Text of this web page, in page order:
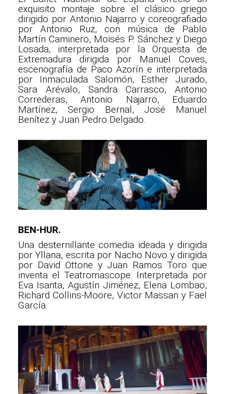
exquisito montaje sobre el clásico griego
dirigido por Antonio Najarro y coreografiado
por Antonio Ruz, con música de Pablo
Martín Caminero, Moisés P. Sánchez y Diego
Losada, interpretada por la Orquesta de
Extremadura dirigida por Manuel Coves,
escenografía de Paco Azorín e interpretada
por Inmaculada Salomón, Esther Jurado,
Sara Arévalo, Sandra Carrasco, Antonio
Correderas, Antonio Najarro, Eduardo
Martínez, Sergio Bernal, José Manuel
Benítez y Juan Pedro Delgado.
BEN-HUR.
Una desternillante comedia ideada y dirigida
por Yllana, escrita por Nacho Novo y dirigida
por David Ottone y Juan Ramos Toro que
inventa el Teatromascope. Interpretada por
Eva Isanta, Agustín Jiménez, Elena Lombao,
Richard Collins-Moore, Victor Massan y Fael
García.